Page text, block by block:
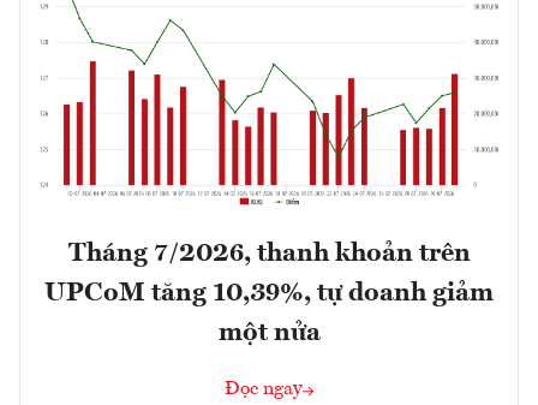
Tháng 7/2026, thanh khoản trên
UPCoM tăng 10,39%, tự doanh giảm
một nửa
Đọc ngay